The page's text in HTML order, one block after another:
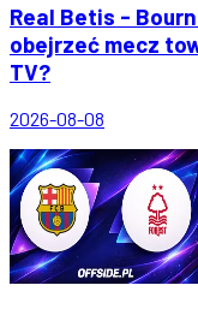
Real Betis -
obejrzeć mecz
TV?
2026-08-08